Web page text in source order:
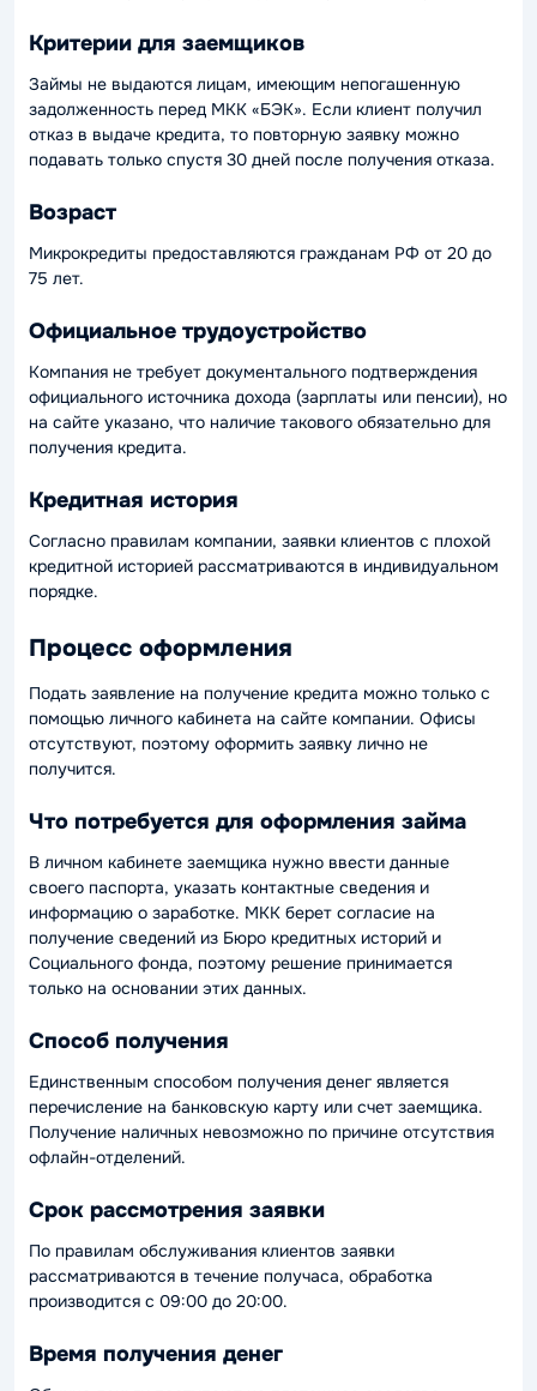
Критерии для заемщиков
Займы не выдаются лицам, имеющим непогашенную
задолженность перед МКК «БЭК». Если клиент получил
отказ в выдаче кредита, то повторную заявку можно
подавать только спустя 30 дней после получения отказа.
Возраст
Микрокредиты предоставляются гражданам РФ от 20 до
75 лет.
Официальное трудоустройство
Компания не требует документального подтверждения
официального источника дохода (зарплаты или пенсии), но
на сайте указано, что наличие такового обязательно для
получения кредита.
Кредитная история
Согласно правилам компании, заявки клиентов с плохой
кредитной историей рассматриваются в индивидуальном
порядке.
Процесс оформления
Подать заявление на получение кредита можно только с
помощью личного кабинета на сайте компании. Офисы
отсутствуют, поэтому оформить заявку лично не
получится.
Что потребуется для оформления займа
В личном кабинете заемщика нужно ввести данные
своего паспорта, указать контактные сведения и
информацию о заработке. МКК берет согласие на
получение сведений из Бюро кредитных историй и
Социального фонда, поэтому решение принимается
только на основании этих данных.
Способ получения
Единственным способом получения денег является
перечисление на банковскую карту или счет заемщика.
Получение наличных невозможно по причине отсутствия
офлайн-отделений.
Срок рассмотрения заявки
По правилам обслуживания клиентов заявки
рассматриваются в течение получаса, обработка
производится с 09:00 до 20:00.
Время получения денег